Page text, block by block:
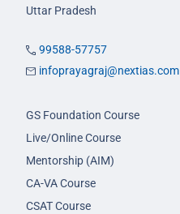
Uttar Pradesh
99588-57757
infoprayagraj@nextias.com
GS Foundation Course
Live/Online Course
Mentorship (AIM)
CA-VA Course
CSAT Course